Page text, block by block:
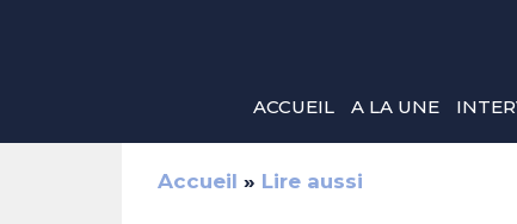
ACCUEIL A LA UNE
Accueil » Lire aussi